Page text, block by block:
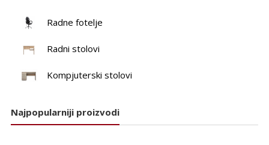
Radne fotelje
Radni stolovi
Kompjuterski stolovi
Najpopularniji proizvodi